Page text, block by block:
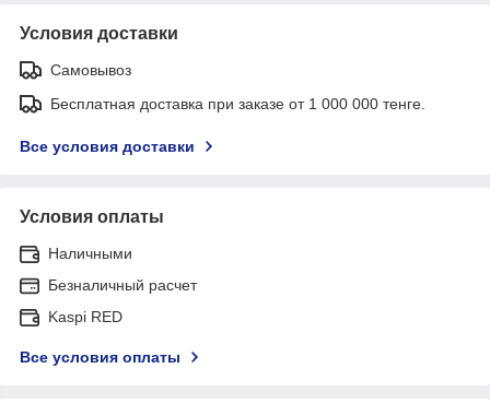
Условия доставки
Самовывоз
Бесплатная доставка при заказе от 1 000 000 тенге.
Все условия доставки
Условия оплаты
Наличными
Безналичный расчет
Kaspi RED
Все условия оплаты